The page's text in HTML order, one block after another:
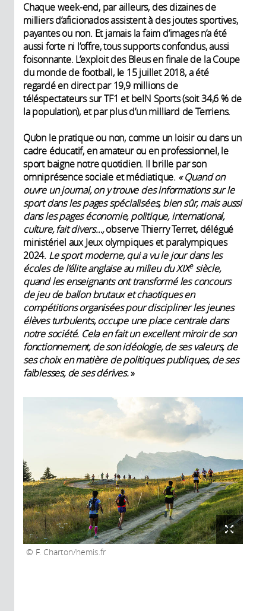
Chaque week-end, par ailleurs, des dizaines de
milliers d’aficionados assistent à des joutes sportives,
payantes ou non. Et jamais la faim d’images n’a été
aussi forte ni l’offre, tous supports confondus, aussi
foisonnante. L’exploit des Bleus en finale de la Coupe
du monde de football, le 15 juillet 2018, a été
regardé en direct par 19,9 millions de
téléspectateurs sur TF1 et beIN Sports (soit 34,6 % de
la population), et par plus d’un milliard de Terriens.
Qu’on le pratique ou non, comme un loisir ou dans un
cadre éducatif, en amateur ou en professionnel, le
sport baigne notre quotidien. Il brille par son
omniprésence sociale et médiatique. « Quand on
ouvre un journal, on y trouve des informations sur le
sport dans les pages spécialisées, bien sûr, mais aussi
dans les pages économie, politique, international,
culture, fait divers…,observe Thierry Terret, délégué
ministériel aux Jeux olympiques et paralympiques
2024. Le sport moderne, qui a vu le jour dans les
écoles de l’élite anglaise au milieu du XIXe siècle,
quand les enseignants ont transformé les concours
de jeu de ballon brutaux et chaotiques en
compétitions organisées pour discipliner les jeunes
élèves turbulents, occupe une place centrale dans
notre société. Cela en fait un excellent miroir de son
fonctionnement, de son idéologie, de ses valeurs, de
ses choix en matière de politiques publiques, de ses
faiblesses, de ses dérives.»
F. Charton/hemis.fr